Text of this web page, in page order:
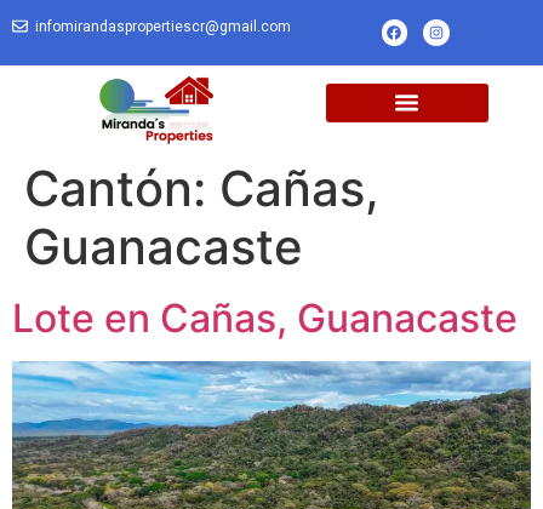
infomirandaspropertiescr@gmail.com
Cantón: Cañas,
Guanacaste
Lote en Cañas, Guanacaste